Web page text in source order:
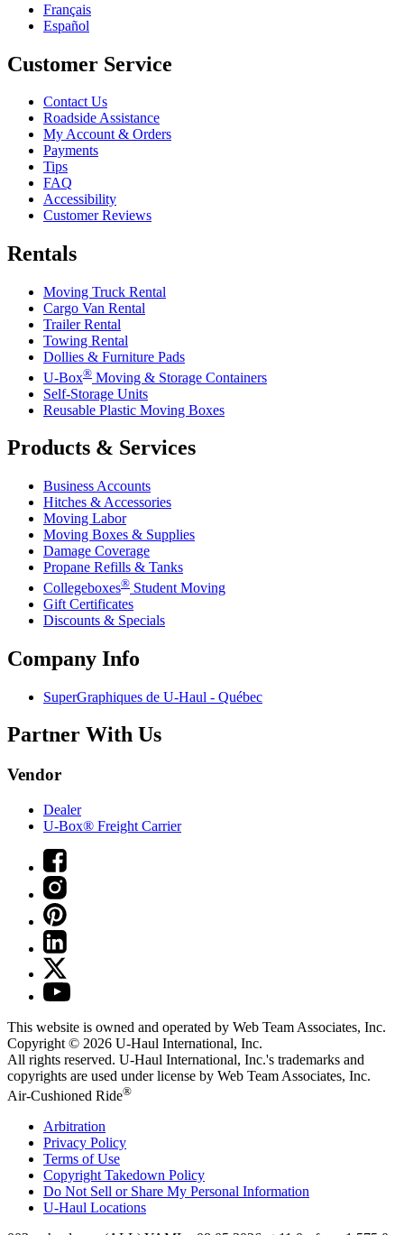
Français
Español
Customer Service
Contact Us
Roadside Assistance
My Account & Orders
Payments
Tips
FAQ
Accessibility
Customer Reviews
Rentals
Moving Truck Rental
Cargo Van Rental
Trailer Rental
Towing Rental
Dollies & Furniture Pads
U-Box® Moving & Storage Containers
Self-Storage Units
Reusable Plastic Moving Boxes
Products & Services
Business Accounts
Hitches & Accessories
Moving Labor
Moving Boxes & Supplies
Damage Coverage
Propane Refills & Tanks
Collegeboxes® Student Moving
Gift Certificates
Discounts & Specials
Company Info
SuperGraphiques de U-Haul - Québec
Partner With Us
Vendor
Dealer
U-Box® Freight Carrier
This website is owned and operated by Web Team Associates, Inc.
Copyright © 2026 U-Haul International, Inc.
All rights reserved. U-Haul International, Inc.'s trademarks and
copyrights are used under license by Web Team Associates, Inc.
Air-Cushioned Ride®
Arbitration
Privacy Policy
Terms of Use
Copyright Takedown Policy
Do Not Sell or Share My Personal Information
U-Haul Locations